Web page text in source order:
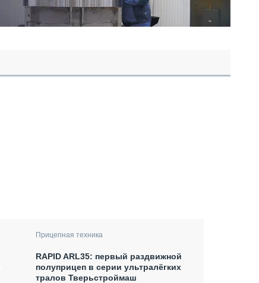
Прицепная техника
RAPID ARL35: первый раздвижной
полуприцеп в серии ультралёгких
тралов Тверьстроймаш